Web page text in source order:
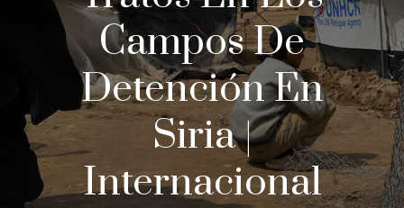
Campos De
Detención En
Siria |
Internacional